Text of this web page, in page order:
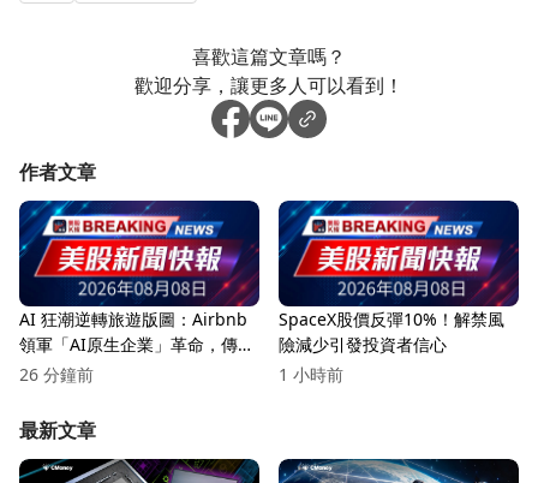
喜歡這篇文章嗎？
歡迎分享，讓更多人可以看到！
作者文章
AI 狂潮逆轉旅遊版圖：Airbnb
領軍「AI原生企業」革命，傳統
飯店壓力山大
26 分鐘前
SpaceX股價反彈10%！解禁風
險減少引發投資者信心
1 小時前
最新文章